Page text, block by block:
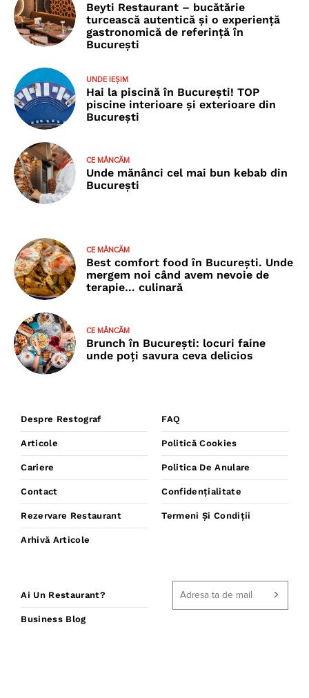
Beyti Restaurant – bucătărie
turcească autentică și o experiență
gastronomică de referință în
București
UNDE IEȘIM
Hai la piscină în București! TOP
piscine interioare și exterioare din
București
CE MÂNCĂM
Unde mănânci cel mai bun kebab din
București
CE MÂNCĂM
Best comfort food în București. Unde
mergem noi când avem nevoie de
terapie… culinară
CE MÂNCĂM
Brunch în București: locuri faine
unde poţi savura ceva delicios
Despre Restograf
Articole
Cariere
Contact
Rezervare Restaurant
Arhivă Articole
FAQ
Politică Cookies
Politica De Anulare
Confidențialitate
Termeni Și Condiții
Ai Un Restaurant?
Business Blog